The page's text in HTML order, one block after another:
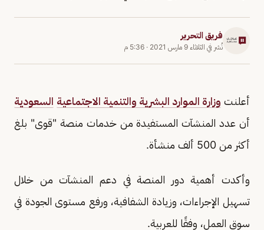
فريق التحرير
نُشر في الثلاثاء 9 مارس 2021 · 5:36 م
أعلنت وزارة الموارد البشرية والتنمية الاجتماعية السعودية
أن عدد المنشآت المستفيدة من خدمات منصة "قوى" بلغ
أكثر من 500 ألف منشأة.
وأكدت أهمية دور المنصة في دعم المنشآت من خلال
تسهيل الإجراءات، وزيادة الشفافية، ورفع مستوى الجودة في
سوق العمل، وفقًا للعربية.